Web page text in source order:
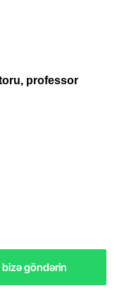
professor
göndərin